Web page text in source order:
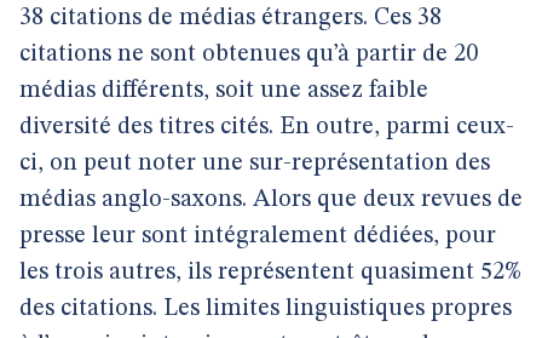
38 citations de médias étrangers. Ces 38
citations ne sont obtenues qu’à partir de 20
médias différents, soit une assez faible
diversité des titres cités. En outre, parmi ceux-
ci, on peut noter une sur-représentation des
médias anglo-saxons. Alors que deux revues de
presse leur sont intégralement dédiées, pour
les trois autres, ils représentent quasiment 52%
des citations. Les limites linguistiques propres